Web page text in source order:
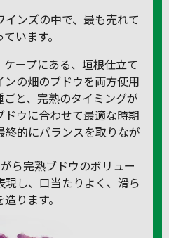
ンズの中で、最も売れて
います。
ープにある、垣根仕立て
の畑のブドウを両方使用
ごと、完熟のタイミングが
ウに合わせて最適な時期
終的にバランスを取りなが
ら完熟ブドウのボリュー
し、口当たりよく、滑ら
ります。